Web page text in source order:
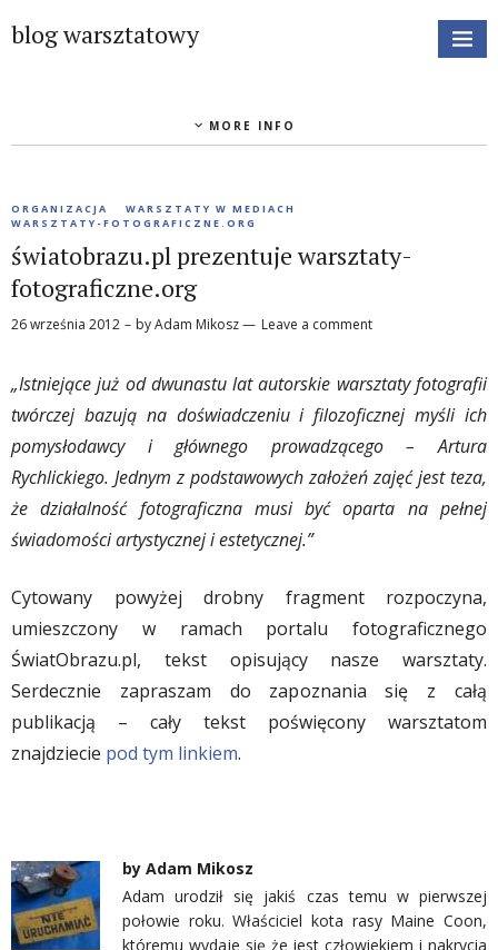
blog warsztatowy
MORE INFO
ORGANIZACJA
WARSZTATY W MEDIACH
WARSZTATY-FOTOGRAFICZNE.ORG
światobrazu.pl prezentuje warsztaty-
fotograficzne.org
26 września 2012 byAdam Mikosz Leave a comment
„Istniejące już od dwunastu lat autorskie warsztaty fotografii
twórczej bazują na doświadczeniu i filozoficznej myśli ich
pomysłodawcy i głównego prowadzącego – Artura
Rychlickiego. Jednym z podstawowych założeń zajęć jest teza,
że działalność fotograficzna musi być oparta na pełnej
świadomości artystycznej i estetycznej.”
Cytowany powyżej drobny fragment rozpoczyna,
umieszczony w ramach portalu fotograficznego
ŚwiatObrazu.pl, tekst opisujący nasze warsztaty.
Serdecznie zapraszam do zapoznania się z całą
publikacją – cały tekst poświęcony warsztatom
znajdziecie pod tym linkiem.
by Adam Mikosz
Adam urodził się jakiś czas temu w pierwszej
połowie roku. Właściciel kota rasy Maine Coon,
któremu wydaje się że jest człowiekiem i nakrycia